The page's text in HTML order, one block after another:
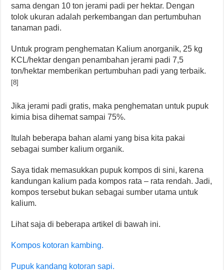
sama dengan 10 ton jerami padi per hektar. Dengan
tolok ukuran adalah perkembangan dan pertumbuhan
tanaman padi.
Untuk program penghematan Kalium anorganik, 25 kg
KCL/hektar dengan penambahan jerami padi 7,5
ton/hektar memberikan pertumbuhan padi yang terbaik.
[8]
Jika jerami padi gratis, maka penghematan untuk pupuk
kimia bisa dihemat sampai 75%.
Itulah beberapa bahan alami yang bisa kita pakai
sebagai sumber kalium organik.
Saya tidak memasukkan pupuk kompos di sini, karena
kandungan kalium pada kompos rata – rata rendah. Jadi,
kompos tersebut bukan sebagai sumber utama untuk
kalium.
Lihat saja di beberapa artikel di bawah ini.
Kompos kotoran kambing.
Pupuk kandang kotoran sapi.